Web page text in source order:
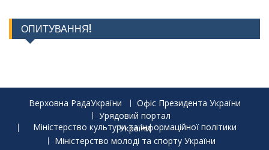
ОПИТУВАННЯ!
Верховна РадаУкраїни
Офіс Президента України
Урядовий портал
Міністерство культури та інформаційної політики України
Міністерство молоді та спорту України